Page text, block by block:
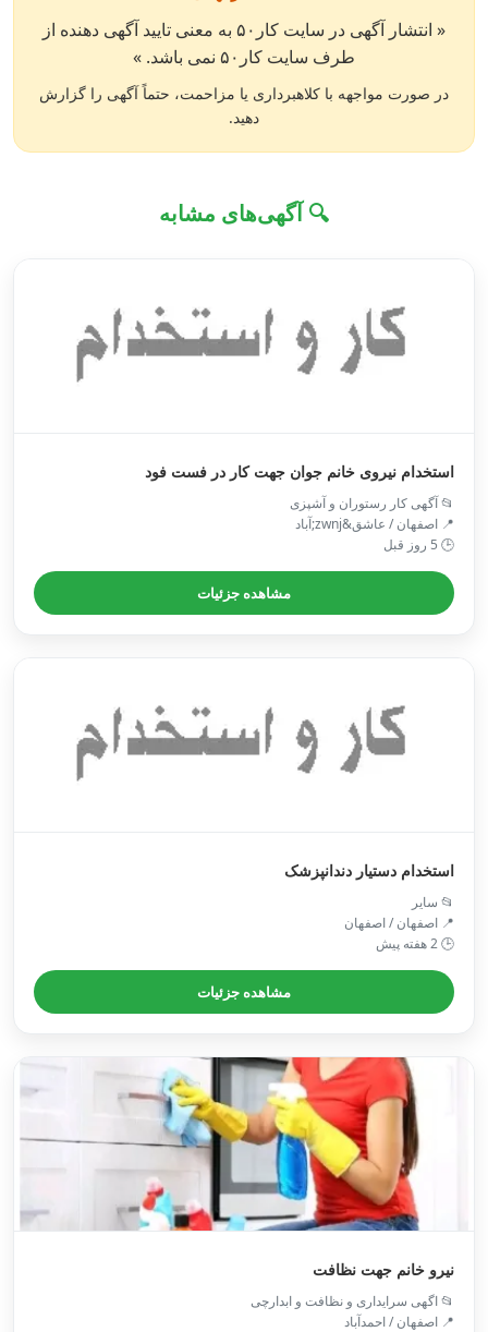
« انتشار آگهی در سایت کار۵۰ به معنی تایید آگهی دهنده از
طرف سایت کار۵۰ نمی باشد. »
در صورت مواجهه با کلاهبرداری یا مزاحمت، حتماً آگهی را گزارش
دهید.
🔍 آگهی‌های مشابه
استخدام نیروی خانم جوان جهت کار در فست فود
📂 آگهی کار رستوران و آشپزی
📍 اصفهان / عاشق&zwnj;آباد
🕒 5 روز قبل
مشاهده جزئیات
استخدام دستیار دندانپزشک
📂 سایر
📍 اصفهان / اصفهان
🕒 2 هفته پیش
مشاهده جزئیات
نیرو خانم جهت نظافت
📂 اگهی سرایداری و نظافت و ابدارچی
📍 اصفهان / احمدآباد